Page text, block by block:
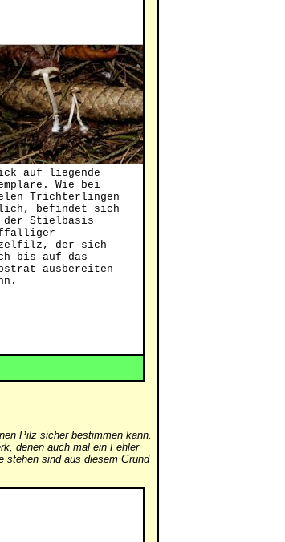
auf liegende
Wie bei
Trichterlingen
befindet sich
der Stielbasis
der sich
bis auf das
ausbereiten
Pilz sicher bestimmen kann.
denen auch mal ein Fehler
stehen sind aus diesem Grund